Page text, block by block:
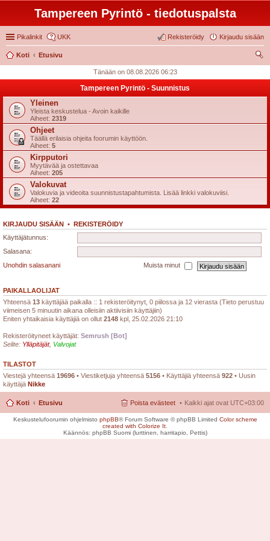
Tampereen Pyrintö - tiedotuspalsta
Pikalinkit UKK Kirjaudu sisään
Rekisteröidy
Koti
Etusivu
Tänään on 08.08.2026 06:23
Tampereen Pyrintö - Suunnistus
Yleinen
Yleista keskustelua - Avoin kaikille
Aiheet: 2319
Ohjeet
Täällä erilaisia ohjeita foorumin käyttöön.
Aiheet: 5
Kirpputori
Myytävää ja ostettavaa
Aiheet: 205
Valokuvat
Valokuvia ja videoita suunnistustapahtumista. Lisää linkki valokuviisi.
Aiheet: 22
KIRJAUDU SISÄÄN • REKISTERÖIDY
Käyttäjätunnus:
Salasana:
Unohdin salasanani
Muista minut
PAIKALLAOLIJAT
Yhteensä 13 käyttäjää paikalla :: 1 rekisteröitynyt, 0 piilossa ja 12 vierasta (Tieto perustuu
viimeisen 5 minuutin aikana olleisiin aktiivisiin käyttäjiin)
Eniten yhtaikaisia käyttäjiä on ollut 2148 kpl, 25.02.2026 21:10
Rekisteröityneet käyttäjät: Semrush [Bot]
Selite: Ylläpitäjät, Valvojat
TILASTOT
Viestejä yhteensä 19696 • Viestiketjuja yhteensä 5156 • Käyttäjiä yhteensä 922 • Uusin
käyttäjä Nikke
Koti Etusivu Kaikki ajat ovat UTC+03:00
Poista evästeet
Keskustelufoorumin ohjelmisto phpBB® Forum Software © phpBB Limited Color scheme
created with Colorize It
Käännös: phpBB Suomi (lurttinen, harritapio, Pettis)